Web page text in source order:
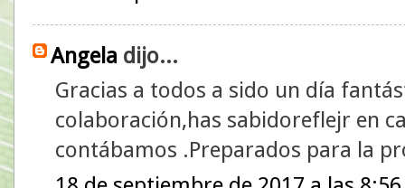
Angela dijo...
Gracias a todos a sido un día
colaboración,has sabidoreflejr en
contábamos .Preparados para la